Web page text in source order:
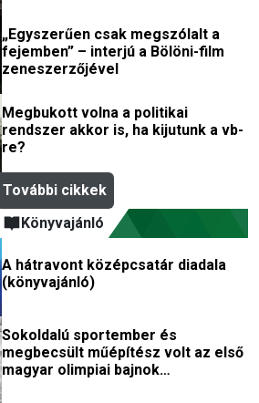
„Egyszerűen csak megszólalt a
fejemben” – interjú a Bölöni-film
zeneszerzőjével
Megbukott volna a politikai
rendszer akkor is, ha kijutunk a vb-
re?
További cikkek
Könyvajánló
A hátravont középcsatár diadala
(könyvajánló)
Sokoldalú sportember és
megbecsült műépítész volt az első
magyar olimpiai bajnok
(könyvajánló)